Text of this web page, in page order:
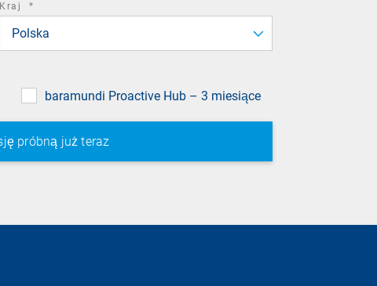
Kraj *
Polska
baramundi Proactive Hub – 3 miesiące